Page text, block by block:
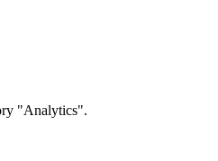
"Analytics".